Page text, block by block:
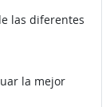
las diferentes
la mejor